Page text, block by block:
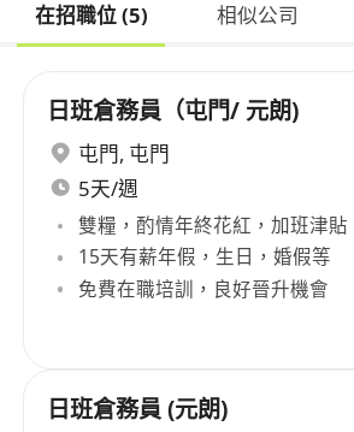
在招職位 (5) 相似公司
日班倉務員（屯門/ 元朗)
屯門, 屯門
5天/週
雙糧，酌情年終花紅，加班津貼
15天有薪年假，生日，婚假等
免費在職培訓，良好晉升機會
日班倉務員 (元朗)